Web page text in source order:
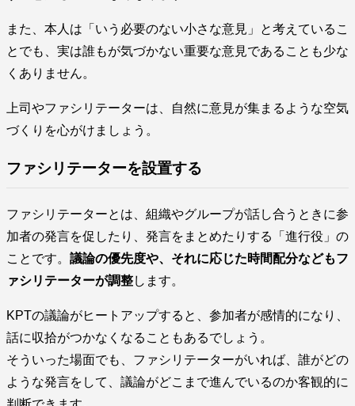
また、本人は「いう必要のない小さな意見」と考えているこ
とでも、実は誰もが気づかない重要な意見であることも少な
くありません。
上司やファシリテーターは、自然に意見が集まるような空気
づくりを心がけましょう。
ファシリテーターを設置する
ファシリテーターとは、組織やグループが話し合うときに参
加者の発言を促したり、発言をまとめたりする「進行役」の
ことです。 議論の優先度や、それに応じた時間配分などもフ
ァシリテーターが調整します。
KPTの議論がヒートアップすると、参加者が感情的になり、
話に収拾がつかなくなることもあるでしょう。
そういった場面でも、ファシリテーターがいれば、誰がどの
ような発言をして、議論がどこまで進んでいるのか客観的に